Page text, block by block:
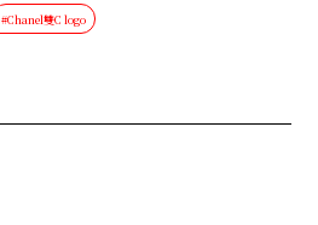
#Chanel雙C logo